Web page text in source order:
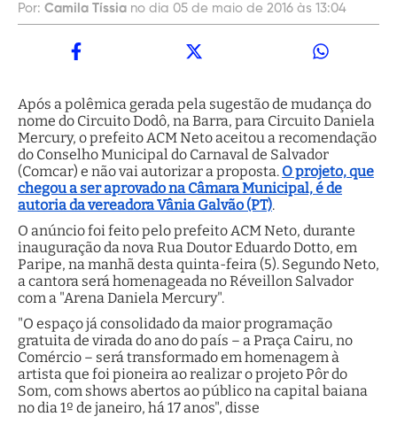
Por: Camila Tíssia no dia 05 de maio de 2016 às 13:04
Após a polêmica gerada pela sugestão de mudança do
nome do Circuito Dodô, na Barra, para Circuito Daniela
Mercury, o prefeito ACM Neto aceitou a recomendação
do Conselho Municipal do Carnaval de Salvador
(Comcar) e não vai autorizar a proposta. O projeto, que
chegou a ser aprovado na Câmara Municipal, é de
autoria da vereadora Vânia Galvão (PT).
O anúncio foi feito pelo prefeito ACM Neto, durante
inauguração da nova Rua Doutor Eduardo Dotto, em
Paripe, na manhã desta quinta-feira (5). Segundo Neto,
a cantora será homenageada no Réveillon Salvador
com a "Arena Daniela Mercury".
"O espaço já consolidado da maior programação
gratuita de virada do ano do país – a Praça Cairu, no
Comércio – será transformado em homenagem à
artista que foi pioneira ao realizar o projeto Pôr do
Som, com shows abertos ao público na capital baiana
no dia 1º de janeiro, há 17 anos", disse